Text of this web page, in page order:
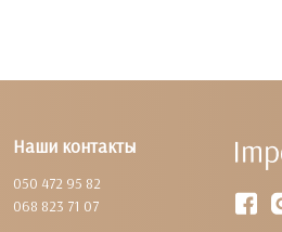
Наши контакты
050 472 95 82
068 823 71 07